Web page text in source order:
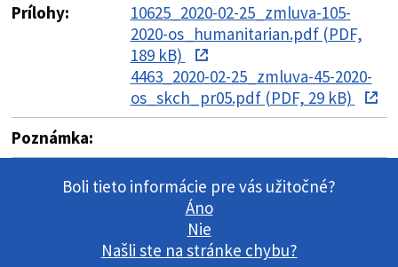
Prílohy:
10625_2020-02-25_zmluva-105-
2020-os_humanitarian.pdf (PDF,
189 kB)
4463_2020-02-25_zmluva-45-2020-
os_skch_pr05.pdf (PDF, 29 kB)
Poznámka:
Boli tieto informácie pre vás užitočné?
Áno
Nie
Našli ste na stránke chybu?